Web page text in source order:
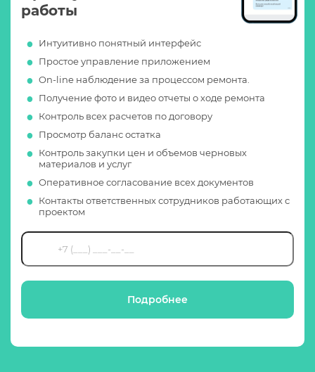
работы
Интуитивно понятный интерфейс
Простое управление приложением
On-line наблюдение за процессом ремонта.
Получение фото и видео отчеты о ходе ремонта
Контроль всех расчетов по договору
Просмотр баланс остатка
Контроль закупки цен и объемов черновых
материалов и услуг
Оперативное согласование всех документов
Контакты ответственных сотрудников работающих с
проектом
Подробнее